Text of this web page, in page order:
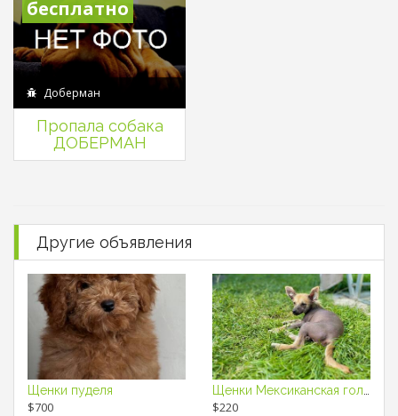
бесплатно
Доберман
Пропала собака
ДОБЕРМАН
Другие объявления
Щенки пуделя
$700 $220